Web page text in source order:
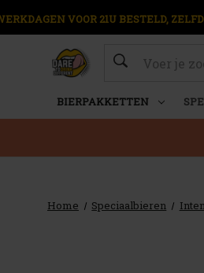
VOOR 21U BESTELD,
Zoeken
BIERPAKKETTEN
Home Speciaalbieren